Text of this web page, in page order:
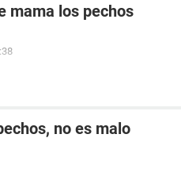
mama los pechos
no es malo